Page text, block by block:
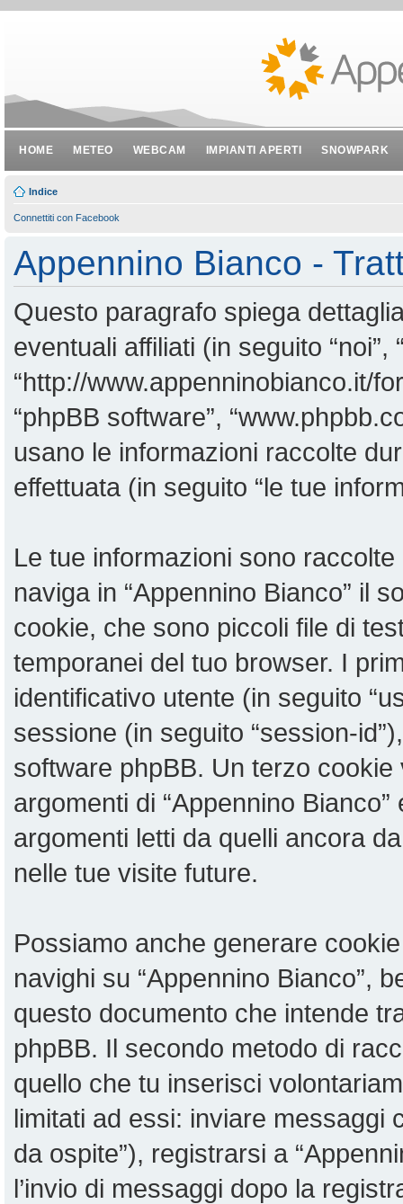
HOME METEO WEBCAM IMPIANTI APERTI SNOWPARK
Indice
Connettiti con Facebook
Appennino Bianco -
Questo paragrafo spiega
eventuali affiliati (in seguito “noi”,
“http://www.appenninobianco.it/
“phpBB software”,
usano le informazioni raccolte
effettuata (in seguito “le tue
Le tue informazioni sono
naviga in “Appennino Bianco” il
cookie, che sono piccoli file di
temporanei del tuo browser. I
identificativo utente (in seguito
sessione (in seguito “session-
software phpBB. Un terzo
argomenti di “Appennino
argomenti letti da quelli ancora
nelle tue visite future.
Possiamo anche generare
navighi su “Appennino Bianco”,
questo documento che intende
phpBB. Il secondo metodo di
quello che tu inserisci
limitati ad essi: inviare messaggi
da ospite”), registrarsi a
l’invio di messaggi dopo la